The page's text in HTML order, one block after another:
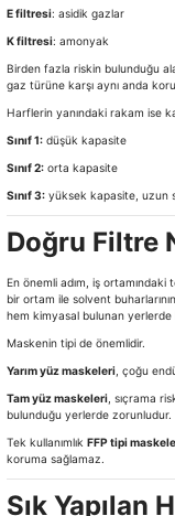
E filtresi: asidik gazlar
K filtresi: amonyak
Birden fazla riskin bulunduğu
gaz türüne karşı aynı anda
Harflerin yanındaki rakam ise
Sınıf 1: düşük kapasite
Sınıf 2: orta kapasite
Sınıf 3: yüksek kapasite, uzun
Doğru Filtre
En önemli adım, iş
bir ortam ile solvent
hem kimyasal bulunan
Maskenin tipi de önemlidir.
Yarım yüz maskeleri , çoğu
Tam yüz maskeleri , sıçrama
bulunduğu yerlerde zorunludur.
Tek kullanımlık FFP tipi
koruma sağlamaz.
Sık Yapılan